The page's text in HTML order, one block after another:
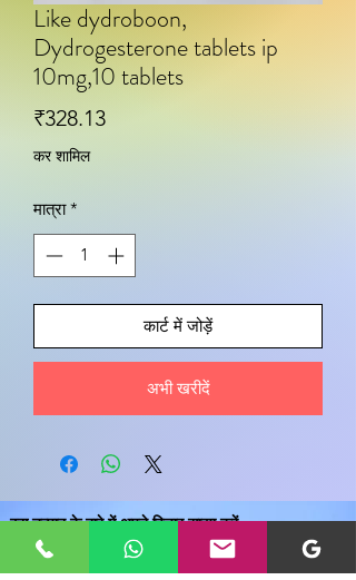
Like dydroboon,
Dydrogesterone tablets ip
10mg,10 tablets
₹328.13मूल्य
कर शामिल
मात्रा *
कार्ट में जोड़ें
अभी खरीदें
इस उत्पाद के बारे में अपने विचार साझा करें